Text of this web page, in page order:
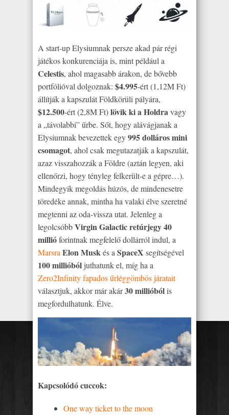
A start-up Elysiumnak persze akad pár régi
játékos konkurenciája is, mint például a
Celestis, ahol magasabb árakon, de bővebb
portfólióval dolgoznak: $4.995-ért (1,12M Ft)
állítják a kapszulát Földkörüli pályára,
$12.500-ért (2,8M Ft)lövik ki a Holdravagy
a „távolabbi” űrbe. Sőt, hogy alávágjanak a
Elysiumnak bevezettek egy995 dolláros mini
csomagot, ahol csak megutazatják a kapszulát,
azaz visszahozzák a Földre (aztán legyen, aki
ellenőrzi, hogy tényleg felkerült-e a gépre…).
Mindegyik megoldás húzós, de mindenesetre
töredéke annak, mintha ha valaki élve szeretné
megtenni az oda-vissza utat. Jelenleg a
legolcsóbbVirgin Galactic retúrjegy 40
millióforintnak megfelelő dollárról indul, a
MarsraElon Muskés aSpaceX segítségével
100 millióból juthatunk el, míg ha a
Zero2Infinity fapados űrléggömbös járatait
választjuk, akkor már akár30 millióbólis
megfordulhatunk. Élve.
Kapcsolódó cuccok:
One way ticket to the moon